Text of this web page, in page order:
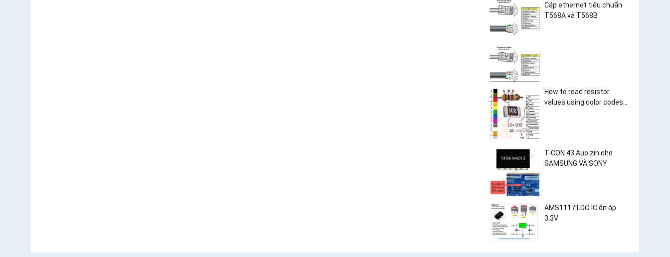
Cáp ethernet tiêu chuẩn
T568A và T568B
How to read resistor
values using color codes
T-CON 43 Auo zin cho
SAMSUNG VÀ SONY
AMS1117 LDO IC ổn áp
3.3V